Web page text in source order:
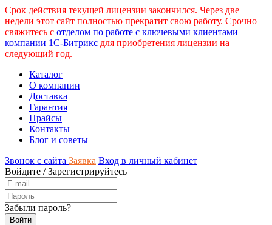
Срок действия текущей лицензии закончился. Через две
недели этот сайт полностью прекратит свою работу. Срочно
свяжитесь с отделом по работе с ключевыми клиентами
компании 1С-Битрикс для приобретения лицензии на
следующий год.
Каталог
О компании
Доставка
Гарантия
Прайсы
Контакты
Блог и советы
Звонок с сайта Заявка Вход в личный кабинет
Войдите /Зарегистрируйтесь
Забыли пароль?